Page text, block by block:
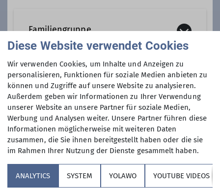
Trainer*in C Bergwandern
Ämter
Beirat*in Familiengruppen
Familiengruppe
Unsere Familiengruppe ist gerne
gemeinsam unterwegs! Hier erfahrt ihr
alles Wissenswerte
Kontakt aufnehmen
Details
Anmeldung ab / bis
01.05.2025 / 30.07.2025
Maximale Teilnehmeranzahl
5
Diese Website verwendet Cookies
Wir verwenden Cookies, um Inhalte und Anzeigen zu
personalisieren, Funktionen für soziale Medien anbieten zu
können und Zugriffe auf unsere Website zu analysieren.
Außerdem geben wir Informationen zu Ihrer Verwendung
unserer Website an unsere Partner für soziale Medien,
Werbung und Analysen weiter. Unsere Partner führen diese
Informationen möglicherweise mit weiteren Daten
zusammen, die Sie ihnen bereitgestellt haben oder die sie
im Rahmen Ihrer Nutzung der Dienste gesammelt haben.
ANALYTICS SYSTEM YOLAWO YOUTUBE VIDEOS